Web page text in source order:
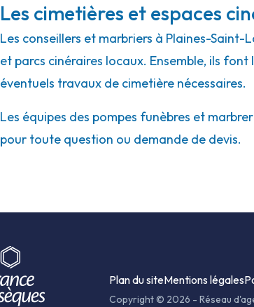
Les cimetières et espaces
Les conseillers et marbriers à Plaines-
et parcs cinéraires locaux. Ensemble, ils
éventuels travaux de cimetière nécessaires.
Les équipes des pompes funèbres et
pour toute question ou demande de devis.
Plan du siteMentions légales
Copyright © 2026 - Réseau